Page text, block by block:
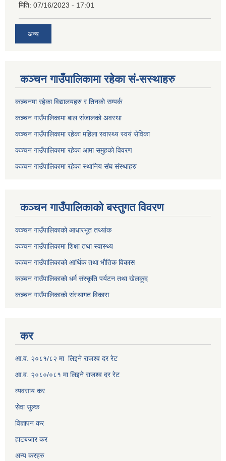
मिति: 07/16/2023 - 17:01
अन्य
कञ्चन गाउँपालिकामा रहेका सं-सस्थाहरु
कञ्चनमा रहेका विद्यालयहरु र तिनकाे सम्पर्क
कञ्चन गाउँपालिकामा बाल संजालको अवस्था
कञ्चन गाउँपालिकामा रहेका महिला स्वास्थ्य स्वयं सेविका
कञ्चन गाउँपालिकामा रहेका आमा समुहकाे विवरण
कञ्चन गाउँपालिकामा रहेका स्थानिय संघ संस्थाहरु
कञ्चन गाउँपालिकाकाे बस्तुगत विवरण
कञ्चन गाउँपालिकाको आधारभूत तथ्यांक
कञ्चन गाउँपालिकामा शिक्षा तथा स्वास्थ्य
कञ्चन गाउँपालिकाको आर्थिक तथा भौतिक विकास
कञ्चन गाउँपालिकाको धर्म संस्कृति पर्यटन तथा खेलकूद
कञ्चन गाउँपालिकाको संस्थागत विकास
कर
आ.व. २०८१/८२ मा लिइने राजश्व दर रेट
आ.व. २०८०/०८१ मा लिइने राजश्व दर रेट
व्यवसाय कर
सेवा सुल्क
विज्ञापन कर
हाटबजार कर
अन्य करहरु